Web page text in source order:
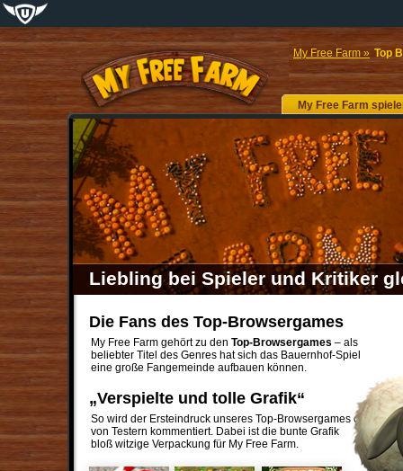
My Free Farm » Top
My Free Farm
Liebling bei Spieler und Kritiker
Die Fans des Top-Browsergames
My Free Farm gehört zu den Top-Browsergames – als
beliebter Titel des Genres hat sich das Bauernhof-Spiel
eine große Fangemeinde aufbauen können.
„Verspielte und tolle Grafik“
So wird der Ersteindruck unseres Top-Browsergames oft
von Testern kommentiert. Dabei ist die bunte Grafik
bloß witzige Verpackung für My Free Farm.